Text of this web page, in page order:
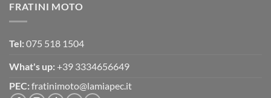
FRATINI MOTO
Tel: 075 518 1504
What's up: +39 3334656649
PEC: fratinimoto@lamiapec.it